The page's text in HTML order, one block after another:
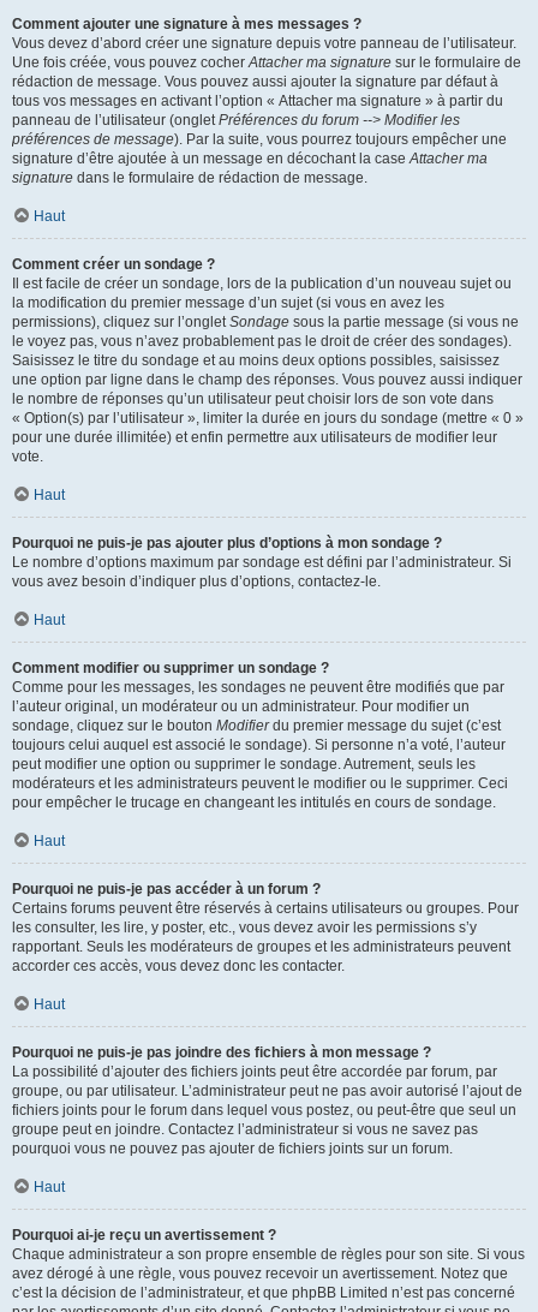
Comment ajouter une signature à mes messages ?
Vous devez d’abord créer une signature depuis votre panneau de l’utilisateur.
Une fois créée, vous pouvez cocherAttacher ma signature sur le formulaire de
rédaction de message. Vous pouvez aussi ajouter la signature par défaut à
tous vos messages en activant l’option « Attacher ma signature » à partir du
panneau de l’utilisateur (ongletPréférences du forum --> Modifier les
préférences de message). Par la suite, vous pourrez toujours empêcher une
signature d’être ajoutée à un message en décochant la caseAttacher ma
signature dans le formulaire de rédaction de message.
Haut
Comment créer un sondage ?
Il est facile de créer un sondage, lors de la publication d’un nouveau sujet ou
la modification du premier message d’un sujet (si vous en avez les
permissions), cliquez sur l’ongletSondage sous la partie message (si vous ne
le voyez pas, vous n’avez probablement pas le droit de créer des sondages).
Saisissez le titre du sondage et au moins deux options possibles, saisissez
une option par ligne dans le champ des réponses. Vous pouvez aussi indiquer
le nombre de réponses qu’un utilisateur peut choisir lors de son vote dans
« Option(s) par l’utilisateur », limiter la durée en jours du sondage (mettre « 0 »
pour une durée illimitée) et enfin permettre aux utilisateurs de modifier leur
vote.
Haut
Pourquoi ne puis-je pas ajouter plus d’options à mon sondage ?
Le nombre d’options maximum par sondage est défini par l’administrateur. Si
vous avez besoin d’indiquer plus d’options, contactez-le.
Haut
Comment modifier ou supprimer un sondage ?
Comme pour les messages, les sondages ne peuvent être modifiés que par
l’auteur original, un modérateur ou un administrateur. Pour modifier un
sondage, cliquez sur le bouton Modifierdu premier message du sujet (c’est
toujours celui auquel est associé le sondage). Si personne n’a voté, l’auteur
peut modifier une option ou supprimer le sondage. Autrement, seuls les
modérateurs et les administrateurs peuvent le modifier ou le supprimer. Ceci
pour empêcher le trucage en changeant les intitulés en cours de sondage.
Haut
Pourquoi ne puis-je pas accéder à un forum ?
Certains forums peuvent être réservés à certains utilisateurs ou groupes. Pour
les consulter, les lire, y poster, etc., vous devez avoir les permissions s’y
rapportant. Seuls les modérateurs de groupes et les administrateurs peuvent
accorder ces accès, vous devez donc les contacter.
Haut
Pourquoi ne puis-je pas joindre des fichiers à mon message ?
La possibilité d’ajouter des fichiers joints peut être accordée par forum, par
groupe, ou par utilisateur. L’administrateur peut ne pas avoir autorisé l’ajout de
fichiers joints pour le forum dans lequel vous postez, ou peut-être que seul un
groupe peut en joindre. Contactez l’administrateur si vous ne savez pas
pourquoi vous ne pouvez pas ajouter de fichiers joints sur un forum.
Haut
Pourquoi ai-je reçu un avertissement ?
Chaque administrateur a son propre ensemble de règles pour son site. Si vous
avez dérogé à une règle, vous pouvez recevoir un avertissement. Notez que
c’est la décision de l’administrateur, et que phpBB Limited n’est pas concerné